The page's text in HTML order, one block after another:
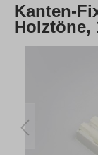
Kanten-
Holztöne,